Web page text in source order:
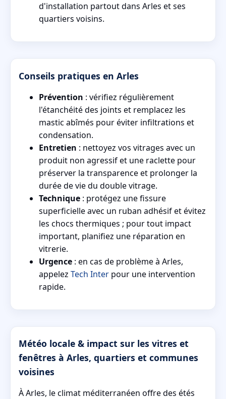
d'installation partout dans Arles et ses
quartiers voisins.
Conseils pratiques en Arles
Prévention : vérifiez régulièrement
l'étanchéité des joints et remplacez les
mastic abîmés pour éviter infiltrations et
condensation.
Entretien : nettoyez vos vitrages avec un
produit non agressif et une raclette pour
préserver la transparence et prolonger la
durée de vie du double vitrage.
Technique : protégez une fissure
superficielle avec un ruban adhésif et évitez
les chocs thermiques ; pour tout impact
important, planifiez une réparation en
vitrerie.
Urgence : en cas de problème à Arles,
appelez Tech Inter pour une intervention
rapide.
Météo locale & impact sur les vitres et
fenêtres à Arles, quartiers et communes
voisines
À Arles, le climat méditerranéen offre des étés